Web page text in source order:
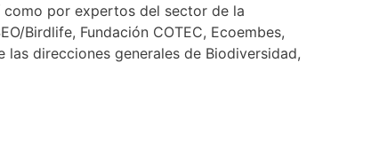
como por expertos del sector de la
Birdlife, Fundación COTEC, Ecoembes,
direcciones generales de Biodiversidad,